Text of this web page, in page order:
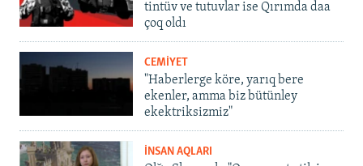
tintüv ve tutuvlar ise Qırımda daa
çoq oldı
CEMİYET
"Haberlerge köre, yarıq bere
ekenler, amma biz bütünley
ekektriksizmiz"
İNSAN AQLARI